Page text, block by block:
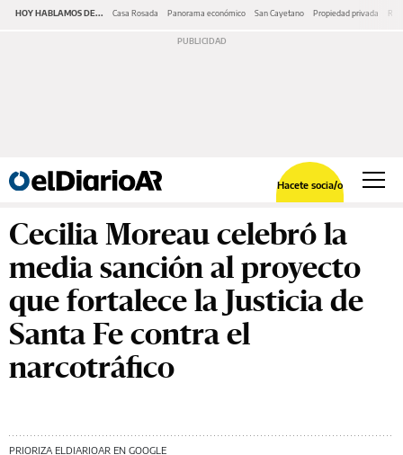
HOY HABLAMOS DE... Casa Rosada Panorama económico San Cayetano Propiedad privada
Hacete socia/o
Cecilia Moreau celebró la
media sanción al proyecto
que fortalece la Justicia de
Santa Fe contra el
narcotráfico
PRIORIZA ELDIARIOAR EN GOOGLE